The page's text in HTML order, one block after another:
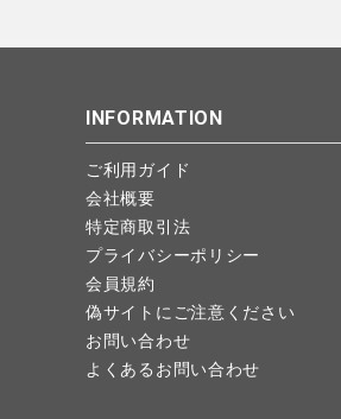
INFORMATION
ご利用ガイド
会社概要
特定商取引法
プライバシーポリシー
会員規約
偽サイトにご注意ください
お問い合わせ
よくあるお問い合わせ